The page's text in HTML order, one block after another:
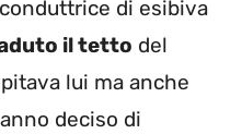
di esibiva
il tetto del
lui ma anche
deciso di